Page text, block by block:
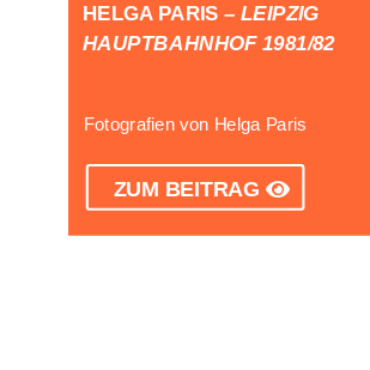
HELGA PARIS – LEIPZIG
HAUPTBAHNHOF 1981/82
Fotografien von Helga Paris
ZUM BEITRAG